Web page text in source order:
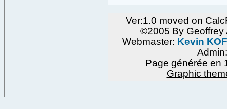
Ver:1.0 moved on
©2005 By Geoffrey
Webmaster: Kevin
Page générée en
Graphic